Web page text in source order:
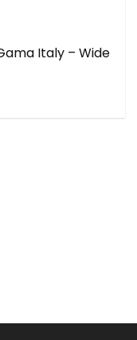
Italy – Wide